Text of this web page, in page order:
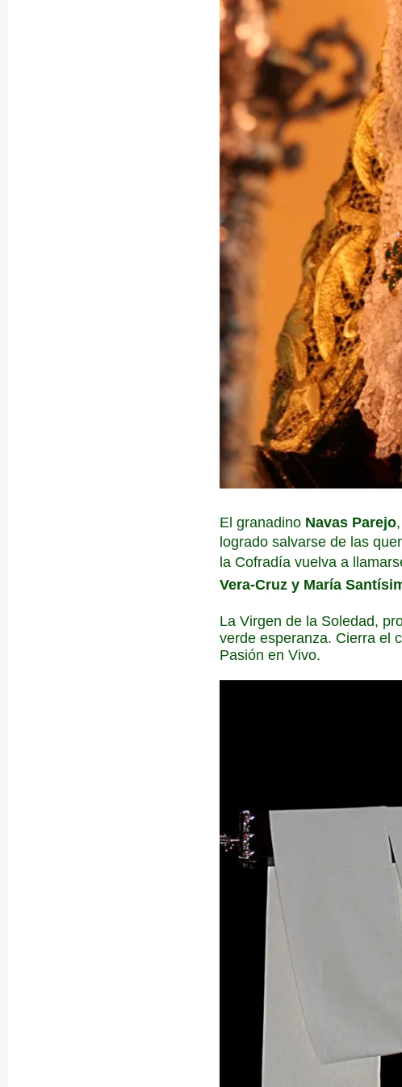
El granadino Navas Parejo
logrado salvarse de las
la Cofradía vuelva a
Vera-Cruz y María
La Virgen de la Soledad,
verde esperanza. Cierra el
Pasión en Vivo.